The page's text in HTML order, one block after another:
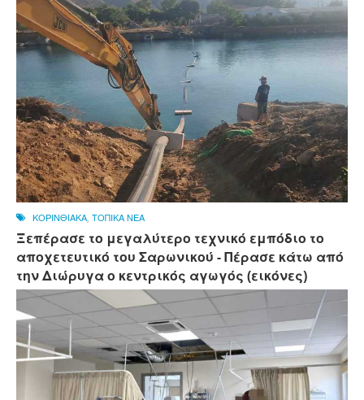
ΚΟΡΙΝΘΙΑΚΑ ΤΟΠΙΚΑ ΝΕΑ
Ξεπέρασε το μεγαλύτερο τεχνικό εμπόδιο το
αποχετευτικό του Σαρωνικού - Πέρασε κάτω από
την Διώρυγα ο κεντρικός αγωγός (εικόνες)